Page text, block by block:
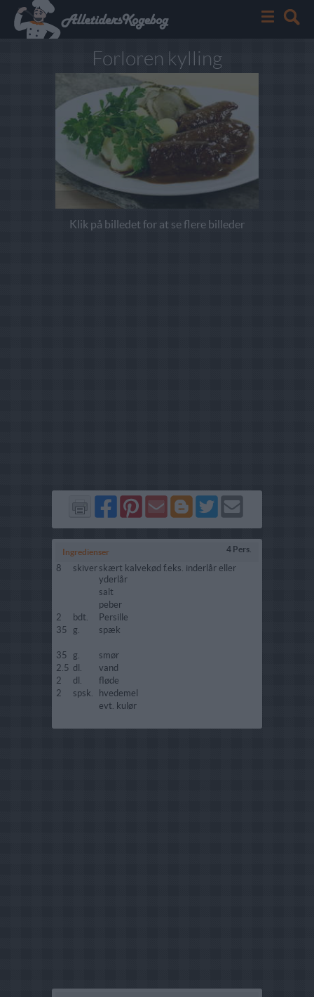
Forloren kylling
Klik på billedet for at se flere billeder
Del
på
Del
på
Send
via
Del
på
Del
på
Send
Ingredienser 4 Pers.
8 skiver skært kalvekød f.eks. inderlår eller
yderlår
salt
peber
2
bdt.
Persille
35
g. spæk
35 g.
smør
2.5 dl.
vand
2
dl.
fløde
2
spsk.
hvedemel
evt. kulør